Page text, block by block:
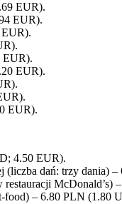
EUR).
EUR).
EUR).
EUR).
EUR).
4.50 EUR).
(liczba dań: trzy dania)
food) – 6.80 PLN (1.80